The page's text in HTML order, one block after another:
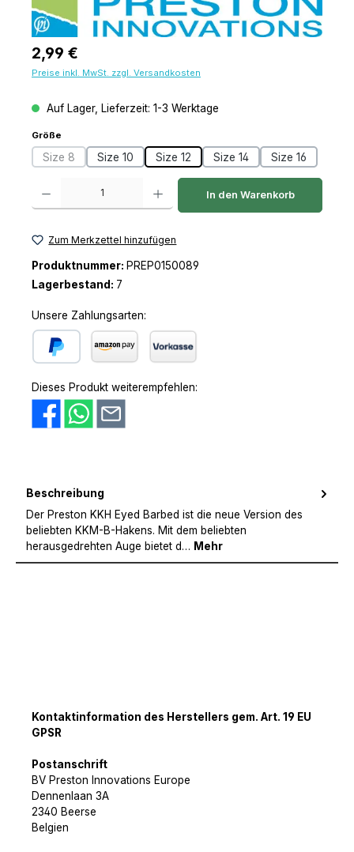
Regulärer Preis:
2,99 €
Preise inkl. MwSt. zzgl. Versandkosten
Auf Lager, Lieferzeit: 1-3 Werktage
Größe
Size 8(Diese Option ist zurzeit nicht verfügbar.)
Size 10 Size 12 Size 14 Size 16
Produkt Anzahl: Gib den gewünschten Wert ein oder benutze die
In den Warenkorb
Zum Merkzettel hinzufügen
Produktnummer: PREP0150089
Lagerbestand: 7
Unsere Zahlungsarten:
Dieses Produkt weiterempfehlen:
Beschreibung
Der Preston KKH Eyed Barbed ist die neue Version des
beliebten KKM-B-Hakens. Mit dem beliebten
herausgedrehten Auge bietet d… Mehr
Kontaktinformation des Herstellers gem. Art. 19 EU
GPSR
Postanschrift
BV Preston Innovations Europe
Dennenlaan 3A
2340 Beerse
Belgien